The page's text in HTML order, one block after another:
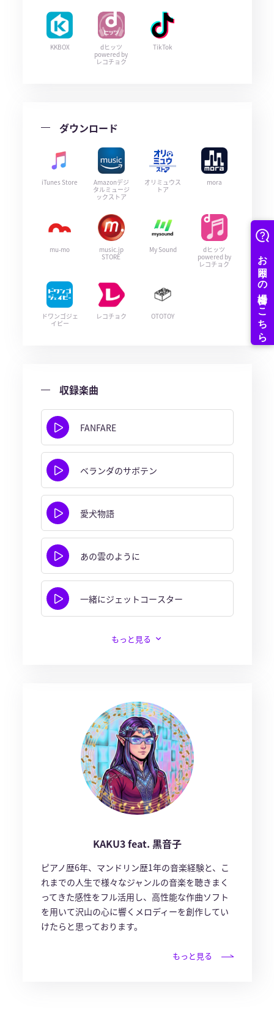
KKBOX
dヒッツ
powered by
レコチョク
TikTok
ダウンロード
iTunes Store
Amazonデジ
タルミュージ
ックストア
オリミュウス
トア
mora
mu-mo
music.jp
STORE
My Sound
dヒッツ
powered by
レコチョク
ドワンゴジェ
イピー
レコチョク OTOTOY
収録楽曲
FANFARE
ベランダのサボテン
愛犬物語
あの雲のように
一緒にジェットコースター
もっと見る
KAKU3 feat. 黒音子
ピアノ歴6年、マンドリン歴1年の音楽経験と、こ
れまでの人生で様々なジャンルの音楽を聴きまく
ってきた感性をフル活用し、高性能な作曲ソフト
を用いて沢山の心に響くメロディーを創作してい
けたらと思っております。
もっと見る